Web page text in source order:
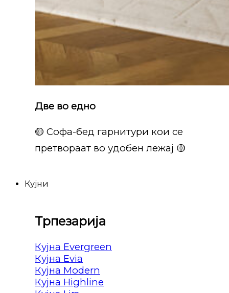
Две во едно
🟡 Софа-бед гарнитури кои се
претвораат во удобен лежај 🟡
Кујни
Трпезарија
Кујна Evergreen
Кујна Evia
Кујна Modern
Кујна Highline